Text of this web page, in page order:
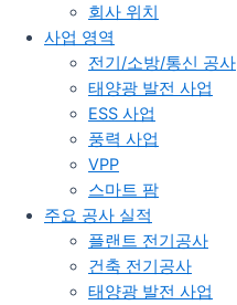
회사 위치
사업 영역
전기/소방/통신 공사
태양광 발전 사업
ESS 사업
풍력 사업
VPP
스마트 팜
주요 공사 실적
플랜트 전기공사
건축 전기공사
태양광 발전 사업